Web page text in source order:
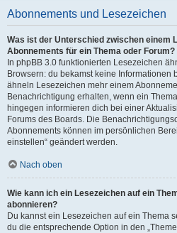
Abonnements und Lesezeichen
Was ist der Unterschied zwischen einem
Abonnements für ein Thema oder Forum?
In phpBB 3.0 funktionierten Lesezeichen
Browsern: du bekamst keine Informationen
ähneln Lesezeichen mehr einem
Benachrichtigung erhalten, wenn ein
hingegen informieren dich bei einer
Forums des Boards. Die
Abonnements können im persönlichen
einstellen“ geändert werden.
Nach oben
Wie kann ich ein Lesezeichen auf ein
abonnieren?
Du kannst ein Lesezeichen auf ein Thema
du die entsprechende Option in den